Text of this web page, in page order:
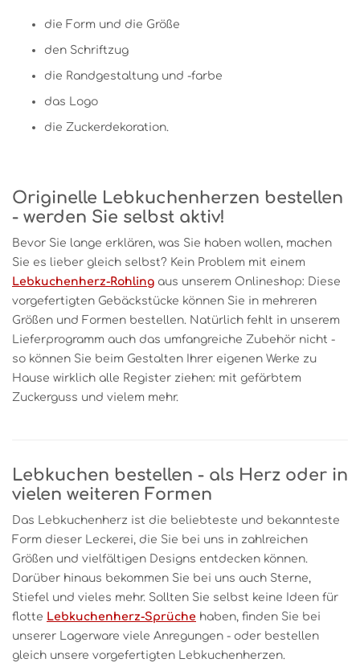
die Form und die Größe
den Schriftzug
die Randgestaltung und -farbe
das Logo
die Zuckerdekoration.
Originelle Lebkuchenherzen bestellen
- werden Sie selbst aktiv!
Bevor Sie lange erklären, was Sie haben wollen, machen
Sie es lieber gleich selbst? Kein Problem mit einem
Lebkuchenherz-Rohling aus unserem Onlineshop: Diese
vorgefertigten Gebäckstücke können Sie in mehreren
Größen und Formen bestellen. Natürlich fehlt in unserem
Lieferprogramm auch das umfangreiche Zubehör nicht -
so können Sie beim Gestalten Ihrer eigenen Werke zu
Hause wirklich alle Register ziehen: mit gefärbtem
Zuckerguss und vielem mehr.
Lebkuchen bestellen - als Herz oder in
vielen weiteren Formen
Das Lebkuchenherz ist die beliebteste und bekannteste
Form dieser Leckerei, die Sie bei uns in zahlreichen
Größen und vielfältigen Designs entdecken können.
Darüber hinaus bekommen Sie bei uns auch Sterne,
Stiefel und vieles mehr. Sollten Sie selbst keine Ideen für
flotte Lebkuchenherz-Sprüche haben, finden Sie bei
unserer Lagerware viele Anregungen - oder bestellen
gleich unsere vorgefertigten Lebkuchenherzen.